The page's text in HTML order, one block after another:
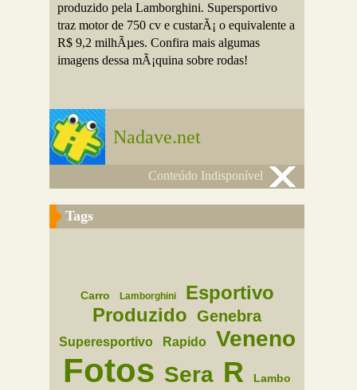
produzido pela Lamborghini. Supersportivo
traz motor de 750 cv e custarÃ¡ o equivalente a
R$ 9,2 milhÃµes. Confira mais algumas
imagens dessa mÃ¡quina sobre rodas!
Nadave.net
Conteúdo Indisponível
Tags
Carro Lamborghini
Esportivo
Produzido
Genebra
Superesportivo Rapido Veneno
Fotos Sera R Lambo